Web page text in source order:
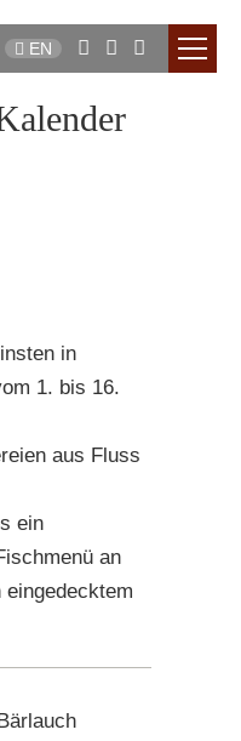
EN
in
1. bis 16.
aus Fluss
ein
an